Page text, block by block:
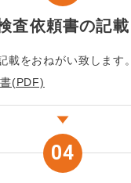
査依頼書の記載
載をおねがい致します。
(PDF)